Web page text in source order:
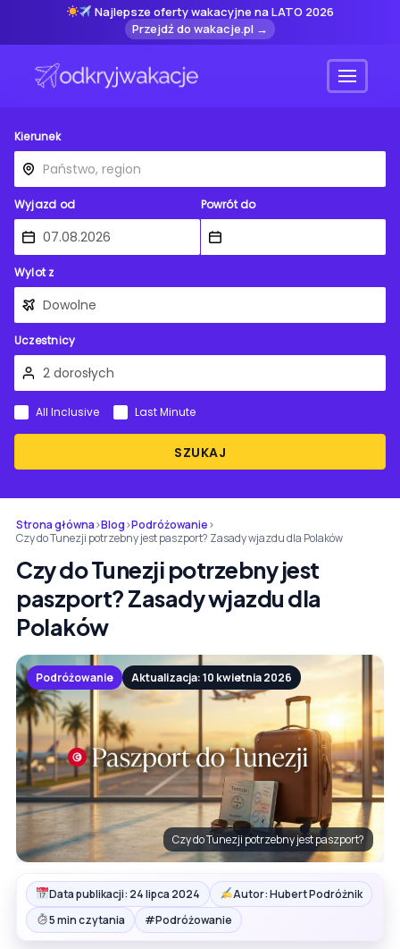
Najlepsze oferty wakacyjne na LATO 2026
Przejdź do wakacje.pl →
Menu
Kierunek
Wyjazd od Powrót do
Wylot z
Uczestnicy
SZUKAJ
All Inclusive Last Minute
Strona główna›Blog›Podróżowanie›
Czy do Tunezji potrzebny jest paszport? Zasady wjazdu dla Polaków
Czy do Tunezji potrzebny jest
paszport? Zasady wjazdu dla
Polaków
Podróżowanie Aktualizacja: 10 kwietnia 2026
Czy do Tunezji potrzebny jest paszport?
Data publikacji: 24 lipca 2024
Autor: Hubert Podróżnik
5 min czytania
#Podróżowanie